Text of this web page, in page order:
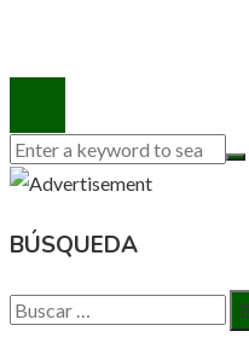
BÚSQUEDA
Buscar: